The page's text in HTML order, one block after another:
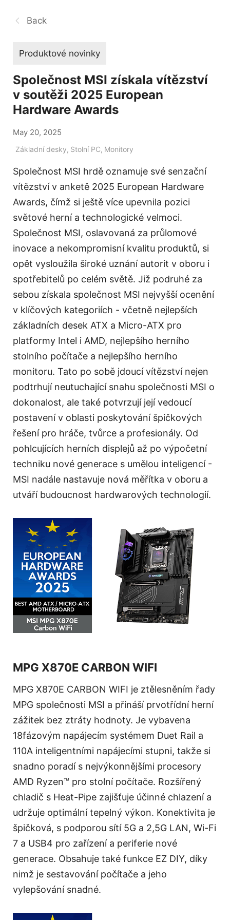
Back
Produktové novinky
Společnost MSI získala vítězství
v soutěži 2025 European
Hardware Awards
May 20, 2025
Základní desky, Stolní PC, Monitory
Společnost MSI hrdě oznamuje své senzační
vítězství v anketě 2025 European Hardware
Awards, čímž si ještě více upevnila pozici
světové herní a technologické velmoci.
Společnost MSI, oslavovaná za průlomové
inovace a nekompromisní kvalitu produktů, si
opět vysloužila široké uznání autorit v oboru i
spotřebitelů po celém světě. Již podruhé za
sebou získala společnost MSI nejvyšší ocenění
v klíčových kategoriích - včetně nejlepších
základních desek ATX a Micro-ATX pro
platformy Intel i AMD, nejlepšího herního
stolního počítače a nejlepšího herního
monitoru. Tato po sobě jdoucí vítězství nejen
podtrhují neutuchající snahu společnosti MSI o
dokonalost, ale také potvrzují její vedoucí
postavení v oblasti poskytování špičkových
řešení pro hráče, tvůrce a profesionály. Od
pohlcujících herních displejů až po výpočetní
techniku nové generace s umělou inteligencí -
MSI nadále nastavuje nová měřítka v oboru a
utváří budoucnost hardwarových technologií.
MPG X870E CARBON WIFI
MPG X870E CARBON WIFI je ztělesněním řady
MPG společnosti MSI a přináší prvotřídní herní
zážitek bez ztráty hodnoty. Je vybavena
18fázovým napájecím systémem Duet Rail a
110A inteligentními napájecími stupni, takže si
snadno poradí s nejvýkonnějšími procesory
AMD Ryzen™ pro stolní počítače. Rozšířený
chladič s Heat-Pipe zajišťuje účinné chlazení a
udržuje optimální tepelný výkon. Konektivita je
špičková, s podporou sítí 5G a 2,5G LAN, Wi-Fi
7 a USB4 pro zařízení a periferie nové
generace. Obsahuje také funkce EZ DIY, díky
nimž je sestavování počítače a jeho
vylepšování snadné.